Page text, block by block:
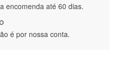
encomenda até 60 dias.
é por nossa conta.
André
rápido. recomendo